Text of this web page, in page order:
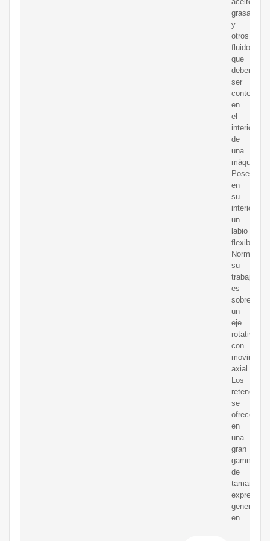
grasas
y
otros
fluidos
que
deben
ser
contenidos
en
el
interior
de
una
máquina.
Poseen
en
su
interior
un
labio
flexible.
su
trabajo
es
sobre
un
eje
rotativo
con
axial.
Los
retenes
se
ofrecen
en
una
gran
gamma
de
tamaños
en